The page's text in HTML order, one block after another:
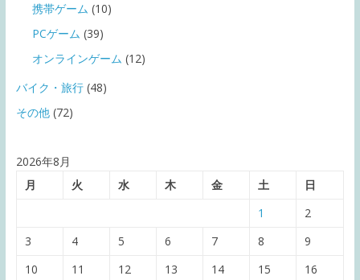
携帯ゲーム (10)
PCゲーム (39)
オンラインゲーム (12)
バイク・旅行(48)
その他(72)
2026年8月
月
火 水 木 金 土
日
1
2
3
4 5 6 7 8
9
10
11 12 13 14 15
16